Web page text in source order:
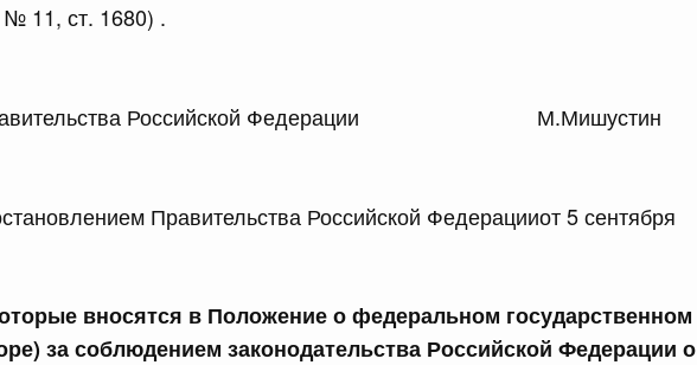
11, ст. 1680) .
Правительства Российской Федерации М.Мишустин
Правительства Российской Федерацииот 5 сентября
вносятся в Положение о федеральном государственном
за соблюдением законодательства Российской Федерации о
изменений в Соглашение о единых принципах и
Федерации от 23.07.2026 г. № 926
Федерации от 23.07.2026 г. № 928
Российской Федерации от 20 июля 2011 г.